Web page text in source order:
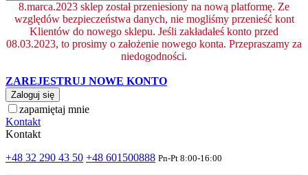
8.marca.2023 sklep został przeniesiony na nową platformę. Ze
względów bezpieczeństwa danych, nie mogliśmy przenieść kont
Klientów do nowego sklepu. Jeśli zakładałeś konto przed
08.03.2023, to prosimy o założenie nowego konta. Przepraszamy za
niedogodności.
ZAREJESTRUJ NOWE KONTO
Zaloguj się
zapamiętaj mnie
Kontakt
Kontakt
+48 32 290 43 50 +48 601500888 Pn-Pt 8:00-16:00